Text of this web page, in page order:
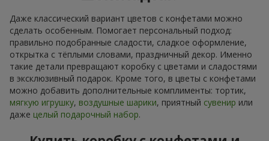
Даже классический вариант цветов с конфетами можно
сделать особенным. Помогает персональный подход:
правильно подобранные сладости, сладкое оформление,
открытка с тёплыми словами, праздничный декор. Именно
такие детали превращают коробку с цветами и сладостями
в эксклюзивный подарок. Кроме того, в цветы с конфетами
можно добавить дополнительные комплименты: тортик,
мягкую игрушку, воздушные шарики, приятный сувенир или
даже целый подарочный набор.